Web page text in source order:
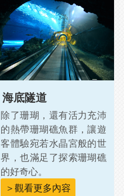
海底隧道
除了珊瑚，還有活力充沛
的熱帶珊瑚礁魚群，讓遊
客體驗宛若水晶宮般的世
界，也滿足了探索珊瑚礁
的好奇心。
＞觀看更多內容